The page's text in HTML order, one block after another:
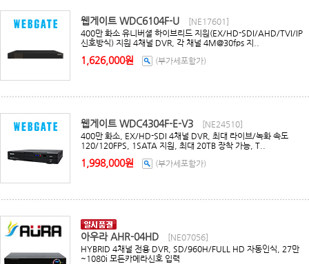
웹게이트 WDC6104F-U
[NE17601]
400만 화소 유니버셜 하이브리드 지원(EX/HD-SDI/AHD/TVI/IP
신호방식) 지원 4채널 DVR, 각 채널 4M@30fps 지..
1,626,000원 (부가세포함가)
웹게이트 WDC4304F-E-V3
[NE24510]
400만 화소, EX/HD-SDI 4채널 DVR, 최대 라이브/녹화 속도
120/120FPS, 1SATA 지원, 최대 20TB 장착 가능, T..
1,998,000원 (부가세포함가)
아우라 AHR-04HD
[NE07056]
HYBRID 4채널 전용 DVR, SD/960H/FULL HD 자동인식, 27만
~1080i 모든카메라신호 입력